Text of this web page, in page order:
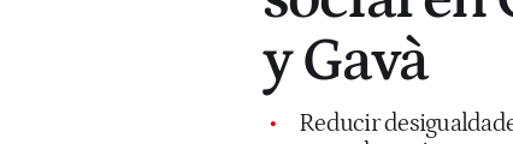
y Gavà
Reducir